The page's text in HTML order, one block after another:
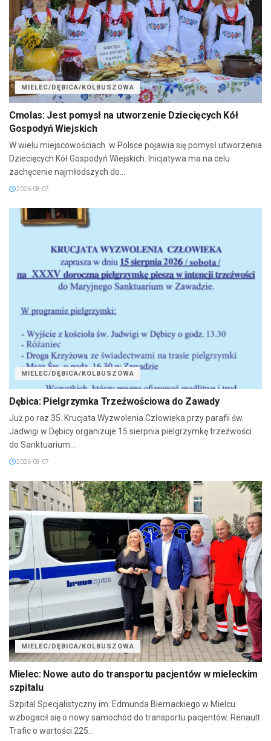
MIELEC/DĘBICA/KOLBUSZOWA
Cmolas: Jest pomysł na utworzenie Dziecięcych Kół
Gospodyń Wiejskich
W wielu miejscowościach w Polsce pojawia się pomysł utworzenia
Dziecięcych Kół Gospodyń Wiejskich. Inicjatywa ma na celu
zachęcenie najmłodszych do...
2026-08-07
MIELEC/DĘBICA/KOLBUSZOWA
Dębica: Pielgrzymka Trzeźwościowa do Zawady
Już po raz 35. Krucjata Wyzwolenia Człowieka przy parafii św.
Jadwigi w Dębicy organizuje 15 sierpnia pielgrzymkę trzeźwości
do Sanktuarium...
2026-08-07
MIELEC/DĘBICA/KOLBUSZOWA
Mielec: Nowe auto do transportu pacjentów w mieleckim
szpitalu
Szpital Specjalistyczny im. Edmunda Biernackiego w Mielcu
wzbogacił się o nowy samochód do transportu pacjentów. Renault
Trafic o wartości 225...